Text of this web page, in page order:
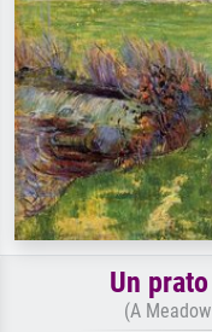
Un
(A